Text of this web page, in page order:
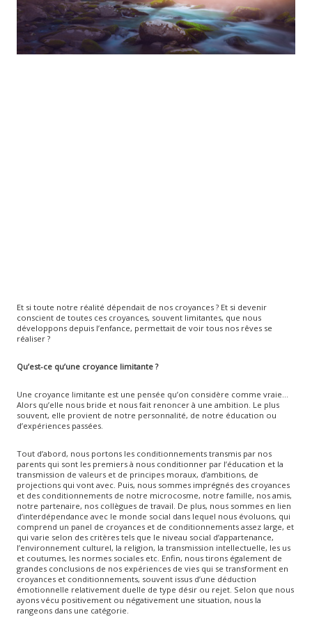
Et si toute notre réalité dépendait de nos croyances ? Et si devenir
conscient de toutes ces croyances, souvent limitantes, que nous
développons depuis l’enfance, permettait de voir tous nos rêves se
réaliser ?
Qu’est-ce qu’une croyance limitante ?
Une croyance limitante est une pensée qu’on considère comme vraie…
Alors qu’elle nous bride et nous fait renoncer à une ambition. Le plus
souvent, elle provient de notre personnalité, de notre éducation ou
d’expériences passées.
Tout d’abord, nous portons les conditionnements transmis par nos
parents qui sont les premiers à nous conditionner par l’éducation et la
transmission de valeurs et de principes moraux, d’ambitions, de
projections qui vont avec. Puis, nous sommes imprégnés des croyances
et des conditionnements de notre microcosme, notre famille, nos amis,
notre partenaire, nos collègues de travail. De plus, nous sommes en lien
d’interdépendance avec le monde social dans lequel nous évoluons, qui
comprend un panel de croyances et de conditionnements assez large, et
qui varie selon des critères tels que le niveau social d’appartenance,
l’environnement culturel, la religion, la transmission intellectuelle, les us
et coutumes, les normes sociales etc. Enfin, nous tirons également de
grandes conclusions de nos expériences de vies qui se transforment en
croyances et conditionnements, souvent issus d’une déduction
émotionnelle relativement duelle de type désir ou rejet. Selon que nous
ayons vécu positivement ou négativement une situation, nous la
rangeons dans une catégorie.